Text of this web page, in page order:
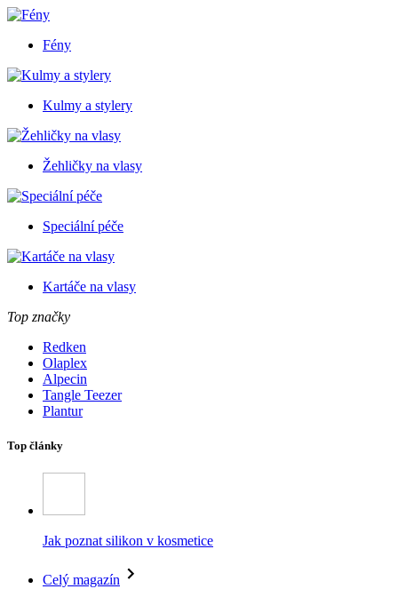
Fény
Kulmy a stylery
Žehličky na vlasy
Speciální péče
Kartáče na vlasy
Top značky
Redken
Olaplex
Alpecin
Tangle Teezer
Plantur
Top články
Jak poznat silikon v kosmetice
Celý magazín